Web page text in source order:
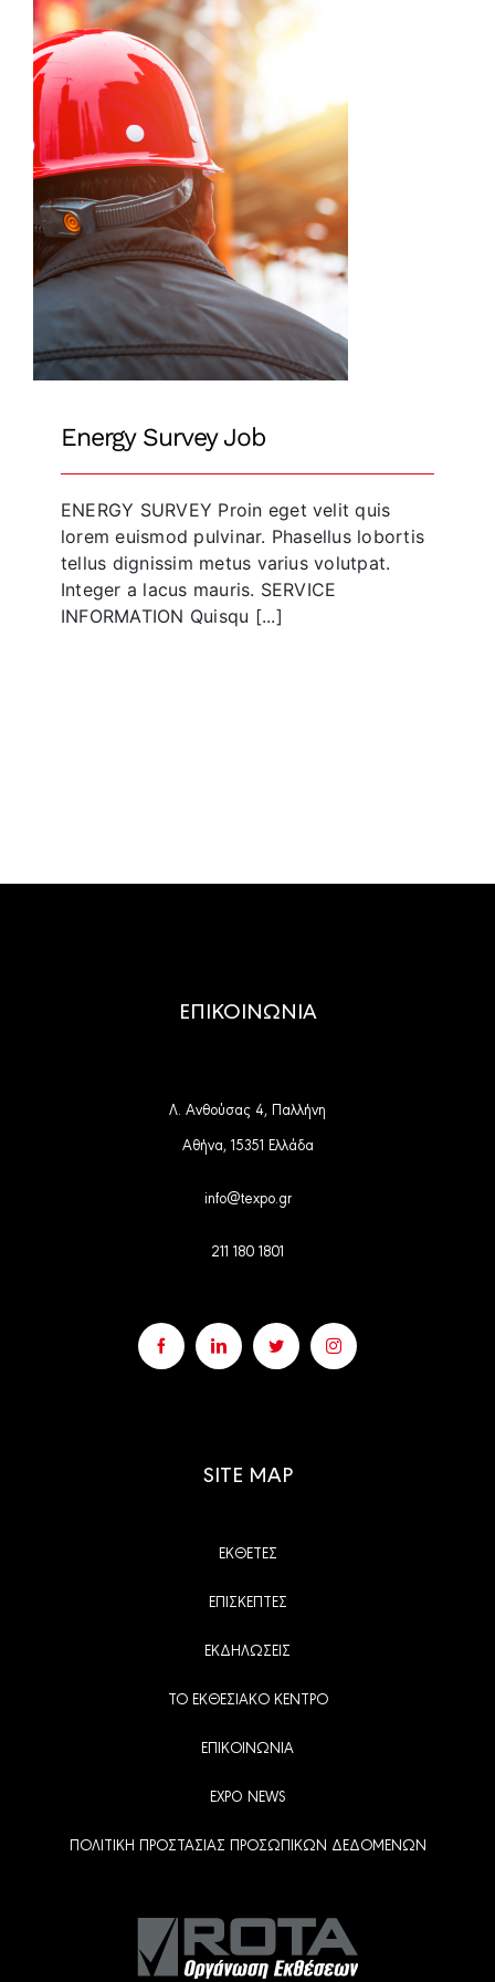
ΕΠΙΚΟΙΝΩΝΙΑ
EXPO NEWS
Energy Survey Job
Energy Survey Job
ENERGY SURVEY Proin eget velit quis
lorem euismod pulvinar. Phasellus lobortis
tellus dignissim metus varius volutpat.
Integer a lacus mauris. SERVICE
INFORMATION Quisqu [...]
ΕΠΙΚΟΙΝΩΝΙΑ
Λ. Ανθούσας 4, Παλλήνη
Αθήνα, 15351 Ελλάδα
info@texpo.gr
211 180 1801
SITE MAP
ΕΚΘΕΤΕΣ
ΕΠΙΣΚΕΠΤΕΣ
ΕΚΔΗΛΩΣΕΙΣ
ΤΟ ΕΚΘΕΣΙΑΚΟ ΚΕΝΤΡΟ
ΕΠΙΚΟΙΝΩΝΙΑ
EXPO NEWS
ΠΟΛΙΤΙΚΗ ΠΡΟΣΤΑΣΙΑΣ ΠΡΟΣΩΠΙΚΩΝ ΔΕΔΟΜΕΝΩΝ